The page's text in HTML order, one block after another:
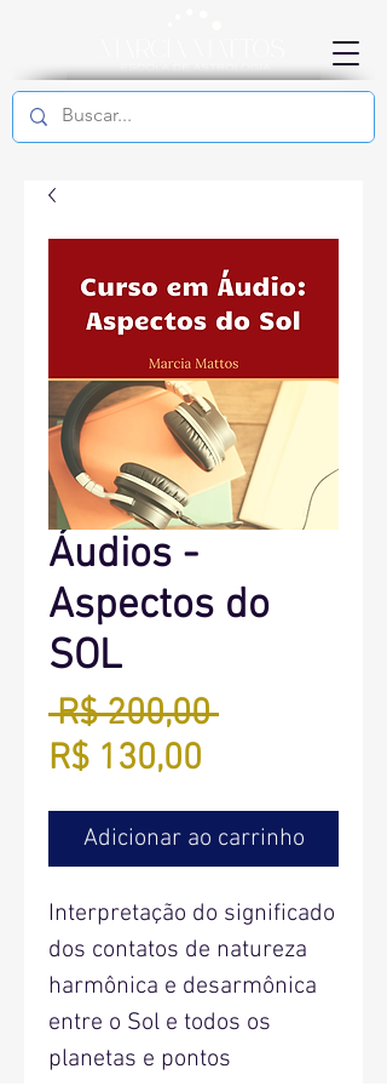
Áudios -
Aspectos do
SOL
R$ 200,00 Preço
R$ 130,00
promocional
Adicionar ao carrinho
Interpretação do significado
dos contatos de natureza
harmônica e desarmônica
entre o Sol e todos os
planetas e pontos